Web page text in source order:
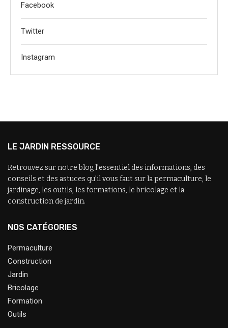
Facebook
Twitter
Instagram
LE JARDIN RESSOURCE
Retrouvez sur notre blog l’essentiel des informations, des
conseils et des astuces qu’il vous faut sur la permaculture, le
jardinage, les outils, les formations, le bricolage et la
construction de jardin.
NOS CATÉGORIES
Permaculture
Construction
Jardin
Bricolage
Formation
Outils